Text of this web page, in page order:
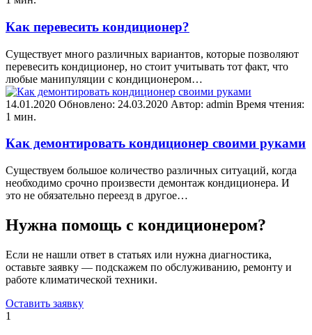
Как перевесить кондиционер?
Существует много различных вариантов, которые позволяют
перевесить кондиционер, но стоит учитывать тот факт, что
любые манипуляции с кондиционером…
14.01.2020 Обновлено: 24.03.2020 Автор: admin Время чтения:
1 мин.
Как демонтировать кондиционер своими руками
Существуем большое количество различных ситуаций, когда
необходимо срочно произвести демонтаж кондиционера. И
это не обязательно переезд в другое…
Нужна помощь с кондиционером?
Если не нашли ответ в статьях или нужна диагностика,
оставьте заявку — подскажем по обслуживанию, ремонту и
работе климатической техники.
Оставить заявку
1